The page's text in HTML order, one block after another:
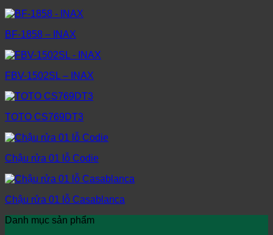
BF-1858 – INAX
FBV-1502SL – INAX
TOTO CS769DT3
Chậu rửa 01 lỗ Codie
Chậu rửa 01 lỗ Casablanca
Danh mục sản phẩm